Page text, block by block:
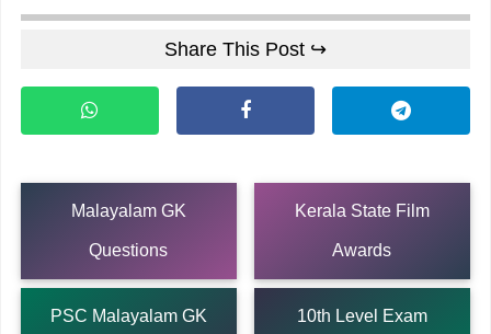
Share This Post ↪
Malayalam GK
Questions
Kerala State Film
Awards
PSC Malayalam GK 10th Level Exam